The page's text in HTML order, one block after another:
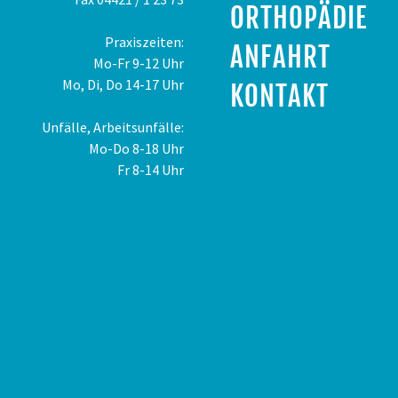
ORTHOPÄDIE
ANFAHRT
KONTAKT
Praxiszeiten:
Mo-Fr 9-12 Uhr
Mo, Di, Do 14-17 Uhr
Unfälle, Arbeitsunfälle:
Mo-Do 8-18 Uhr
Fr 8-14 Uhr